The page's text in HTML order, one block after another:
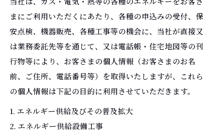
まにご利用いただくにあたり、各種の申込みの受付、保
安点検、機器販売、各種工事等の機会に、当社が直接又
は業務委託先等を通じて、又は電話帳・住宅地図等の刊
行物等により、お客さまの個人情報（お客さまのお名
前、ご住所、電話番号等）を取得いたしますが、これら
の個人情報は下記の目的に利用させていただきます。
1. エネルギー供給及びその普及拡大
2. エネルギー供給設備工事